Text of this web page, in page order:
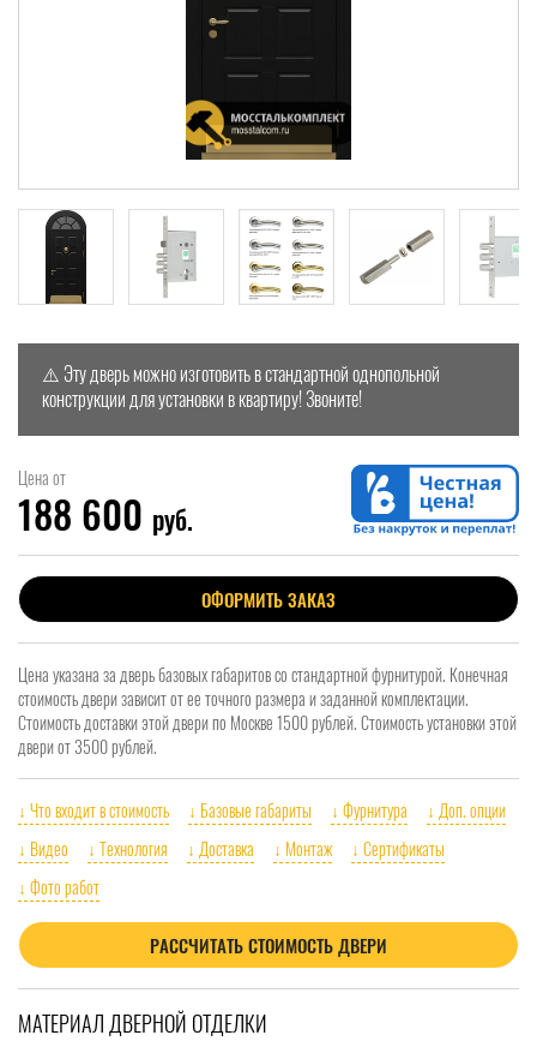
⚠️ Эту дверь можно изготовить в стандартной однопольной
конструкции для установки в квартиру! Звоните!
Цена от
188 600 руб.
ОФОРМИТЬ ЗАКАЗ
Цена указана за дверь базовых габаритов со стандартной фурнитурой. Конечная
стоимость двери зависит от ее точного размера и заданной комплектации.
Стоимость доставки этой двери по Москве 1500 рублей. Стоимость установки этой
двери от 3500 рублей.
↓ Что входит в стоимость ↓ Базовые габариты ↓ Фурнитура
↓ Доп. опции
↓ Видео
↓ Технология ↓ Доставка ↓ Монтаж
↓ Сертификаты
↓ Фото работ
РАССЧИТАТЬ СТОИМОСТЬ ДВЕРИ
МАТЕРИАЛ ДВЕРНОЙ ОТДЕЛКИ